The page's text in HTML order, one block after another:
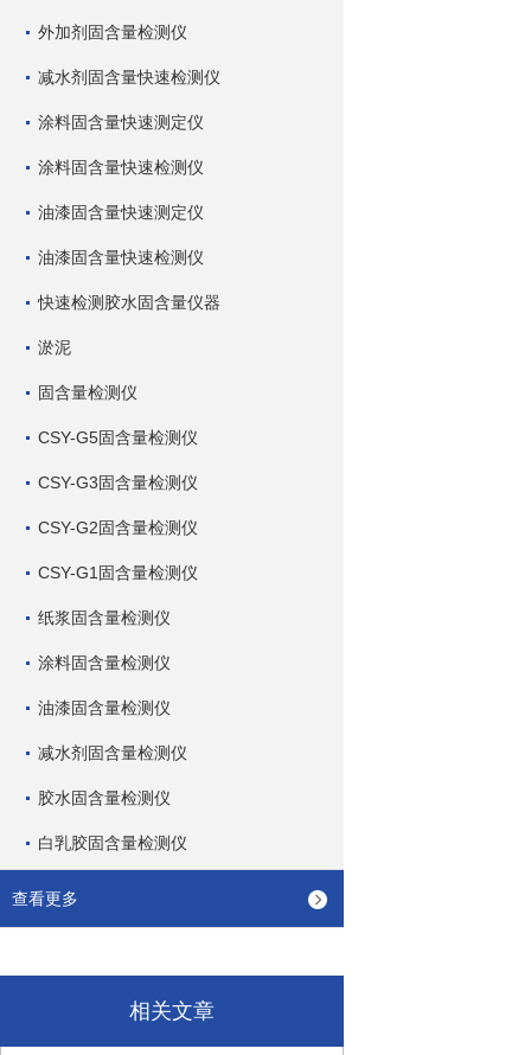
外加剂固含量检测仪
减水剂固含量快速检测仪
涂料固含量快速测定仪
涂料固含量快速检测仪
油漆固含量快速测定仪
油漆固含量快速检测仪
快速检测胶水固含量仪器
淤泥
固含量检测仪
CSY-G5固含量检测仪
CSY-G3固含量检测仪
CSY-G2固含量检测仪
CSY-G1固含量检测仪
纸浆固含量检测仪
涂料固含量检测仪
油漆固含量检测仪
减水剂固含量检测仪
胶水固含量检测仪
白乳胶固含量检测仪
查看更多
相关文章